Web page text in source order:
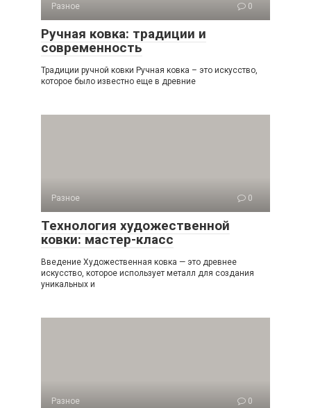
Разное 0
Ручная ковка: традиции и
современность
Традиции ручной ковки Ручная ковка – это искусство,
которое было известно еще в древние
Разное 0
Технология художественной
ковки: мастер-класс
Введение Художественная ковка — это древнее
искусство, которое использует металл для создания
уникальных и
Разное 0